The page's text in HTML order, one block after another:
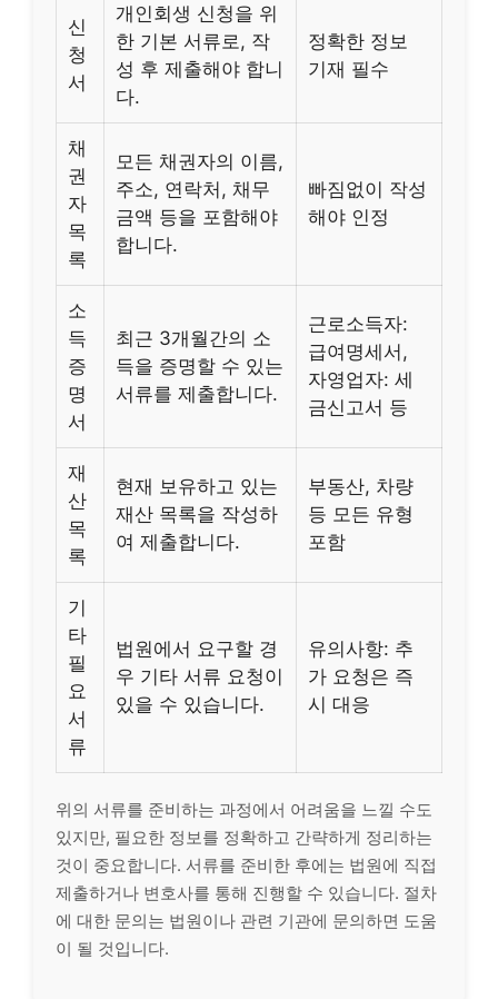
신
청
서
개인회생 신청을 위
한 기본 서류로, 작
성 후 제출해야 합니
다.
정확한 정보
기재 필수
채
권
자
목
록
모든 채권자의 이름,
주소, 연락처, 채무
금액 등을 포함해야
합니다.
빠짐없이 작성
해야 인정
소
득
증
명
서
최근 3개월간의 소
득을 증명할 수 있는
서류를 제출합니다.
근로소득자:
급여명세서,
자영업자: 세
금신고서 등
재
산
목
록
현재 보유하고 있는
재산 목록을 작성하
여 제출합니다.
부동산, 차량
등 모든 유형
포함
기
타
필
요
서
류
법원에서 요구할 경
우 기타 서류 요청이
있을 수 있습니다.
유의사항: 추
가 요청은 즉
시 대응
위의 서류를 준비하는 과정에서 어려움을 느낄 수도
있지만, 필요한 정보를 정확하고 간략하게 정리하는
것이 중요합니다. 서류를 준비한 후에는 법원에 직접
제출하거나 변호사를 통해 진행할 수 있습니다. 절차
에 대한 문의는 법원이나 관련 기관에 문의하면 도움
이 될 것입니다.